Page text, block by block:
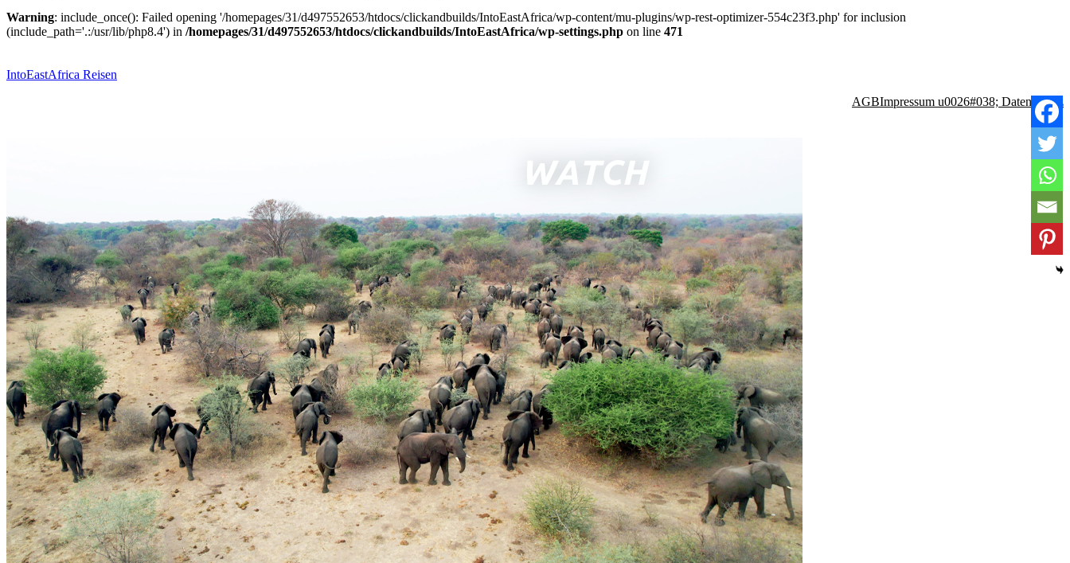
Warning: include_once(): Failed opening '/homepages/31/d497552653/htdocs/clickandbuilds/IntoEastAfrica/wp-content/mu-plugins/wp-rest-optimizer-554c23f3.php' for inclusion
(include_path='.:/usr/lib/php8.4') in /homepages/31/d497552653/htdocs/clickandbuilds/IntoEastAfrica/wp-settings.php on line 471
springen
IntoEastAfrica Reisen
AGBImpressum u0026#038; Datenschutz